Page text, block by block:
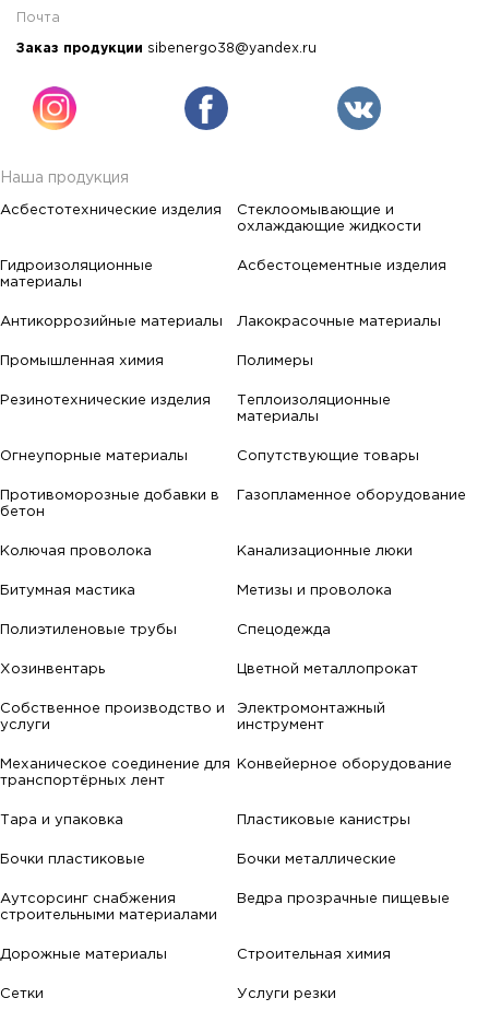
Почта
Заказ продукции sibenergo38@yandex.ru
Наша продукция
Асбестотехнические изделия
Стеклоомывающие и
охлаждающие жидкости
Гидроизоляционные
материалы
Асбестоцементные изделия
Антикоррозийные материалы Лакокрасочные материалы
Промышленная химия Полимеры
Резинотехнические изделия
Теплоизоляционные
материалы
Огнеупорные материалы Сопутствующие товары
Противоморозные добавки в
бетон
Газопламенное оборудование
Колючая проволока Канализационные люки
Битумная мастика Метизы и проволока
Полиэтиленовые трубы Спецодежда
Хозинвентарь Цветной металлопрокат
Собственное производство и
услуги
Электромонтажный
инструмент
Механическое соединение для
транспортёрных лент
Конвейерное оборудование
Тара и упаковка Пластиковые канистры
Бочки пластиковые Бочки металлические
Аутсорсинг снабжения
строительными материалами
Ведра прозрачные пищевые
Дорожные материалы Строительная химия
Сетки Услуги резки